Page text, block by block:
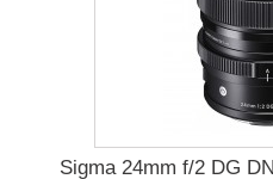
Sigma 24mm f/2 DG